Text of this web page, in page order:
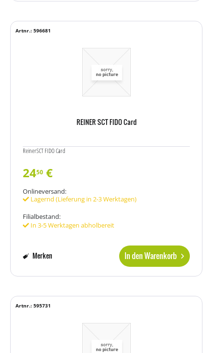
REINER SCT FIDO Card
ReinerSCT FIDO Card
Artnr.: 596681
2450 €
Onlineversand:
Lagernd (Lieferung in 2-3 Werktagen)
Filialbestand:
In 3-5 Werktagen abholbereit
In den Warenkorb
Merken
Artnr.: 595731